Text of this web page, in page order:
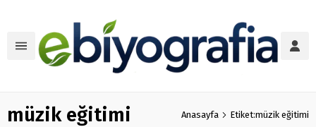
müzik eğitimi Anasayfa Etiket:müzik eğitimi